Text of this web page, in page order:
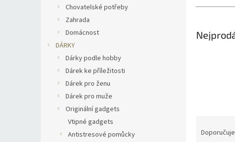
Chovatelské potřeby
Zahrada
Domácnost
DÁRKY
Dárky podle hobby
Dárek ke příležitosti
Dárek pro ženu
Dárek pro muže
Originální gadgets
Vtipné gadgets
Antistresové pomůcky